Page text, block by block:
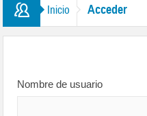
Inicio Acceder
Nombre de usuario